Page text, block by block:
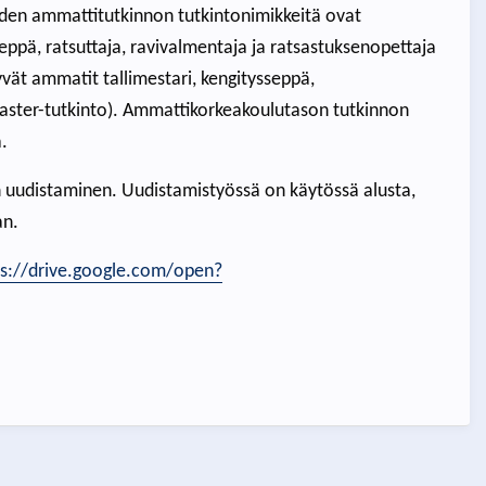
ammattitutkinnon tutkintonimikkeitä ovat
ratsuttaja, ravivalmentaja ja ratsastuksenopettaja
ammatit tallimestari, kengitysseppä,
tutkinto). Ammattikorkeakoulutason tutkinnon
Uudistamistyössä on käytössä alusta,
drive.google.com/open?